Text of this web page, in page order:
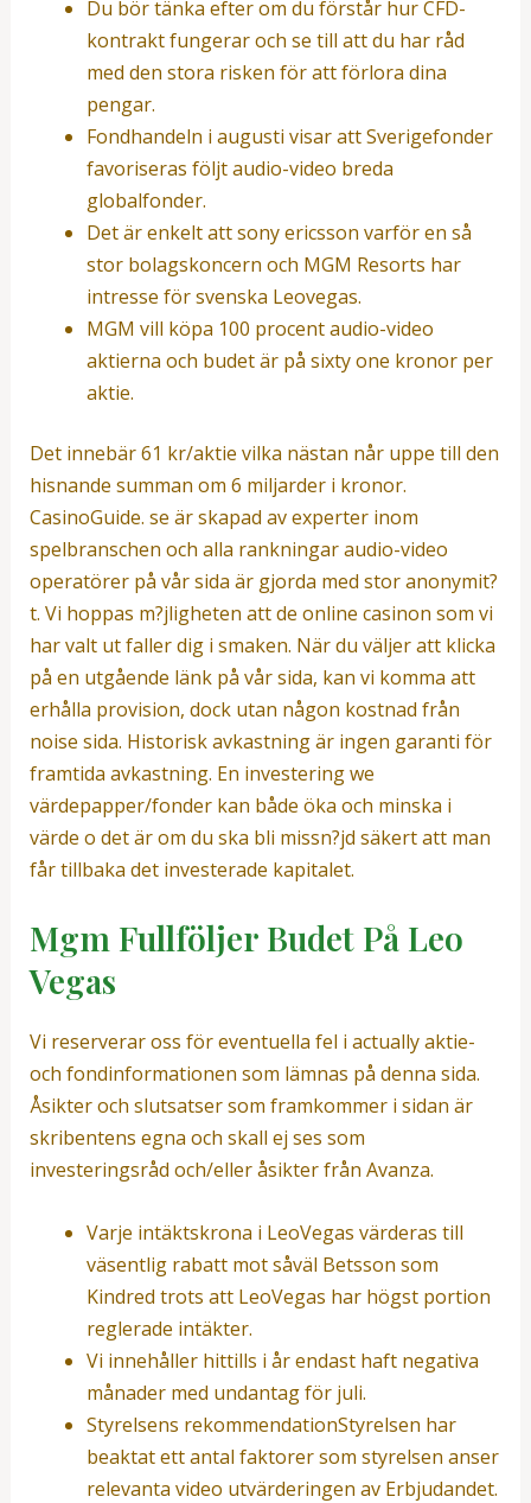
Du bör tänka efter om du förstår hur CFD-
kontrakt fungerar och se till att du har råd
med den stora risken för att förlora dina
pengar.
Fondhandeln i augusti visar att Sverigefonder
favoriseras följt audio-video breda
globalfonder.
Det är enkelt att sony ericsson varför en så
stor bolagskoncern och MGM Resorts har
intresse för svenska Leovegas.
MGM vill köpa 100 procent audio-video
aktierna och budet är på sixty one kronor per
aktie.
Det innebär 61 kr/aktie vilka nästan når uppe till den
hisnande summan om 6 miljarder i kronor.
CasinoGuide. se är skapad av experter inom
spelbranschen och alla rankningar audio-video
operatörer på vår sida är gjorda med stor anonymit?
t. Vi hoppas m?jligheten att de online casinon som vi
har valt ut faller dig i smaken. När du väljer att klicka
på en utgående länk på vår sida, kan vi komma att
erhålla provision, dock utan någon kostnad från
noise sida. Historisk avkastning är ingen garanti för
framtida avkastning. En investering we
värdepapper/fonder kan både öka och minska i
värde o det är om du ska bli missn?jd säkert att man
får tillbaka det investerade kapitalet.
Mgm Fullföljer Budet På Leo
Vegas
Vi reserverar oss för eventuella fel i actually aktie-
och fondinformationen som lämnas på denna sida.
Åsikter och slutsatser som framkommer i sidan är
skribentens egna och skall ej ses som
investeringsråd och/eller åsikter från Avanza.
Varje intäktskrona i LeoVegas värderas till
väsentlig rabatt mot såväl Betsson som
Kindred trots att LeoVegas har högst portion
reglerade intäkter.
Vi innehåller hittills i år endast haft negativa
månader med undantag för juli.
Styrelsens rekommendationStyrelsen har
beaktat ett antal faktorer som styrelsen anser
relevanta video utvärderingen av Erbjudandet.